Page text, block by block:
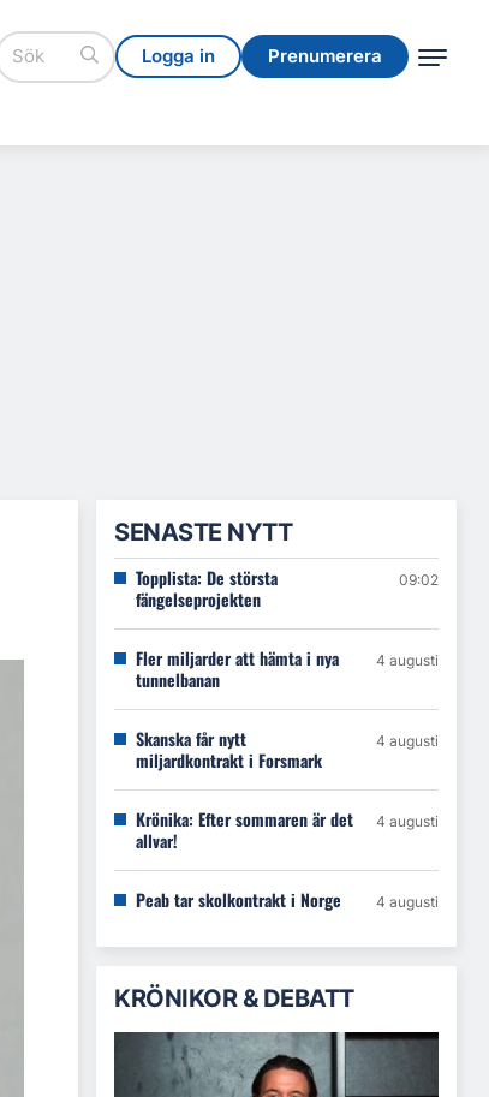
Logga in Prenumerera
Logga in Prenumerera
SENASTE NYTT
Topplista: De största
fängelseprojekten
09:02
Fler miljarder att hämta i nya
tunnelbanan
4 augusti
Skanska får nytt
miljardkontrakt i Forsmark
4 augusti
Krönika: Efter sommaren är det
allvar!
4 augusti
Peab tar skolkontrakt i Norge 4 augusti
KRÖNIKOR & DEBATT